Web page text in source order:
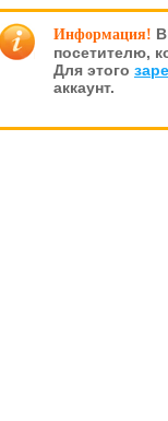
Информация!
посетителю,
Для этого
аккаунт.